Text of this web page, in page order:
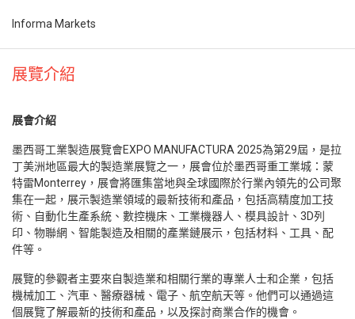
Informa Markets
展覽介紹
展會介紹
墨西哥工業製造展覽會EXPO MANUFACTURA 2025為第29屆，是拉
丁美洲地區最大的製造業展覽之一，展會位於墨西哥重工業城：蒙
特雷Monterrey，展會將匯集當地與全球國際於行業內領先的公司聚
集在一起，展示製造業領域的最新技術和產品，包括高精度加工技
術、自動化生產系統、數控機床、工業機器人、模具設計、3D列
印、物聯網、智能製造及相關的產業鏈展示，包括材料、工具、配
件等。
展覽的參觀者主要來自製造業和相關行業的專業人士和企業，包括
機械加工、汽車、醫療器械、電子、航空航天等。他們可以通過這
個展覽了解最新的技術和產品，以及探討商業合作的機會。